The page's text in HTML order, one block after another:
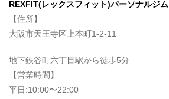
REXFIT(レックスフィット)パーソナルジム
【住所】
大阪市天王寺区上本町1-2-11
地下鉄谷町六丁目駅から徒歩5分
【営業時間】
平日:10:00〜22:00